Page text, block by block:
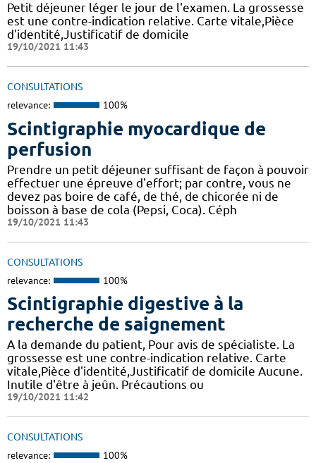
Petit déjeuner léger le jour de l'examen. La grossesse
est une contre-indication relative. Carte vitale,Pièce
d'identité,Justificatif de domicile
19/10/2021 11:43
CONSULTATIONS
relevance: 100%
Scintigraphie myocardique de
perfusion
Prendre un petit déjeuner suffisant de façon à pouvoir
effectuer une épreuve d'effort; par contre, vous ne
devez pas boire de café, de thé, de chicorée ni de
boisson à base de cola (Pepsi, Coca). Céph
19/10/2021 11:43
CONSULTATIONS
relevance: 100%
Scintigraphie digestive à la
recherche de saignement
A la demande du patient, Pour avis de spécialiste. La
grossesse est une contre-indication relative. Carte
vitale,Pièce d'identité,Justificatif de domicile Aucune.
Inutile d'être à jeûn. Précautions ou
19/10/2021 11:42
CONSULTATIONS
relevance: 100%